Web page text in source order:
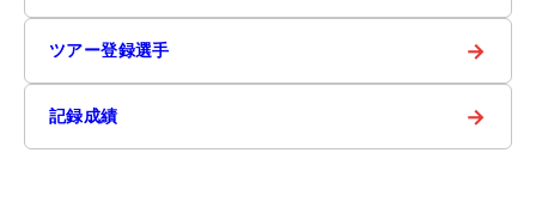
ツアー登録選手 →
記録成績 →